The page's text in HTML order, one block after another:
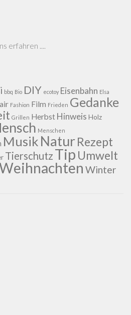
erfahren ....
bbq Bio DIY ecotoy Eisenbahn Elsa
Fashion Film Frieden Gedanke
Grillen Herbst Hinweis Holz
Menschen
Musik NaturRezept
Tierschutz Tip Umwelt
Winter